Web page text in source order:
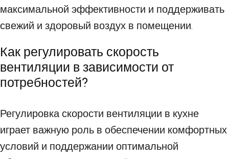
максимальной эффективности и поддерживать
свежий и здоровый воздух в помещении.
Как регулировать скорость
вентиляции в зависимости от
потребностей?
Регулировка скорости вентиляции в кухне
играет важную роль в обеспечении комфортных
условий и поддержании оптимальной